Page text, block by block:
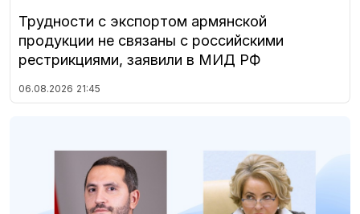
Трудности с экспортом армянской
продукции не связаны с российскими
рестрикциями, заявили в МИД РФ
06.08.2026 21:45